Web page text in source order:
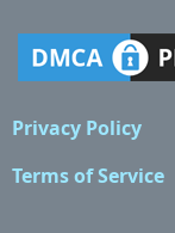
Privacy Policy
Terms of Service